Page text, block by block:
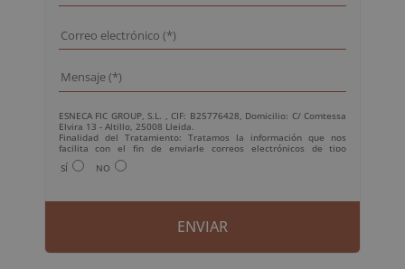
ESNECA FIC GROUP, S.L. , CIF: B25776428, Domicilio: C/ Comtessa
Elvira 13 - Altillo, 25008 Lleida.
Finalidad del Tratamiento: Tratamos la información que nos
facilita con el fin de enviarle correos electrónicos de tipo
comercial relacionado con los productos ofrecidos y otros tipo de
productos que fueran de su interés.
suficientemente, dirigiéndose a la dirección
Para más información consulte nuestra Política de Privacidad.
Desea recibir información comercial (vía telefónica y/o email):
SÍ NO